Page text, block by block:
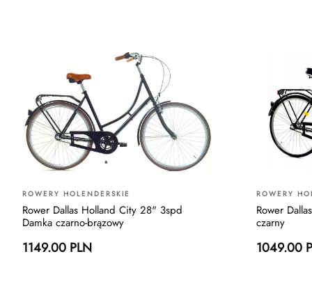
ROWERY HOLENDERSKIE
Rower Dallas Holland City 28" 3spd
Damka czarno-brązowy
1149.00 PLN
ROWERY
Rower
czarny
1049.00